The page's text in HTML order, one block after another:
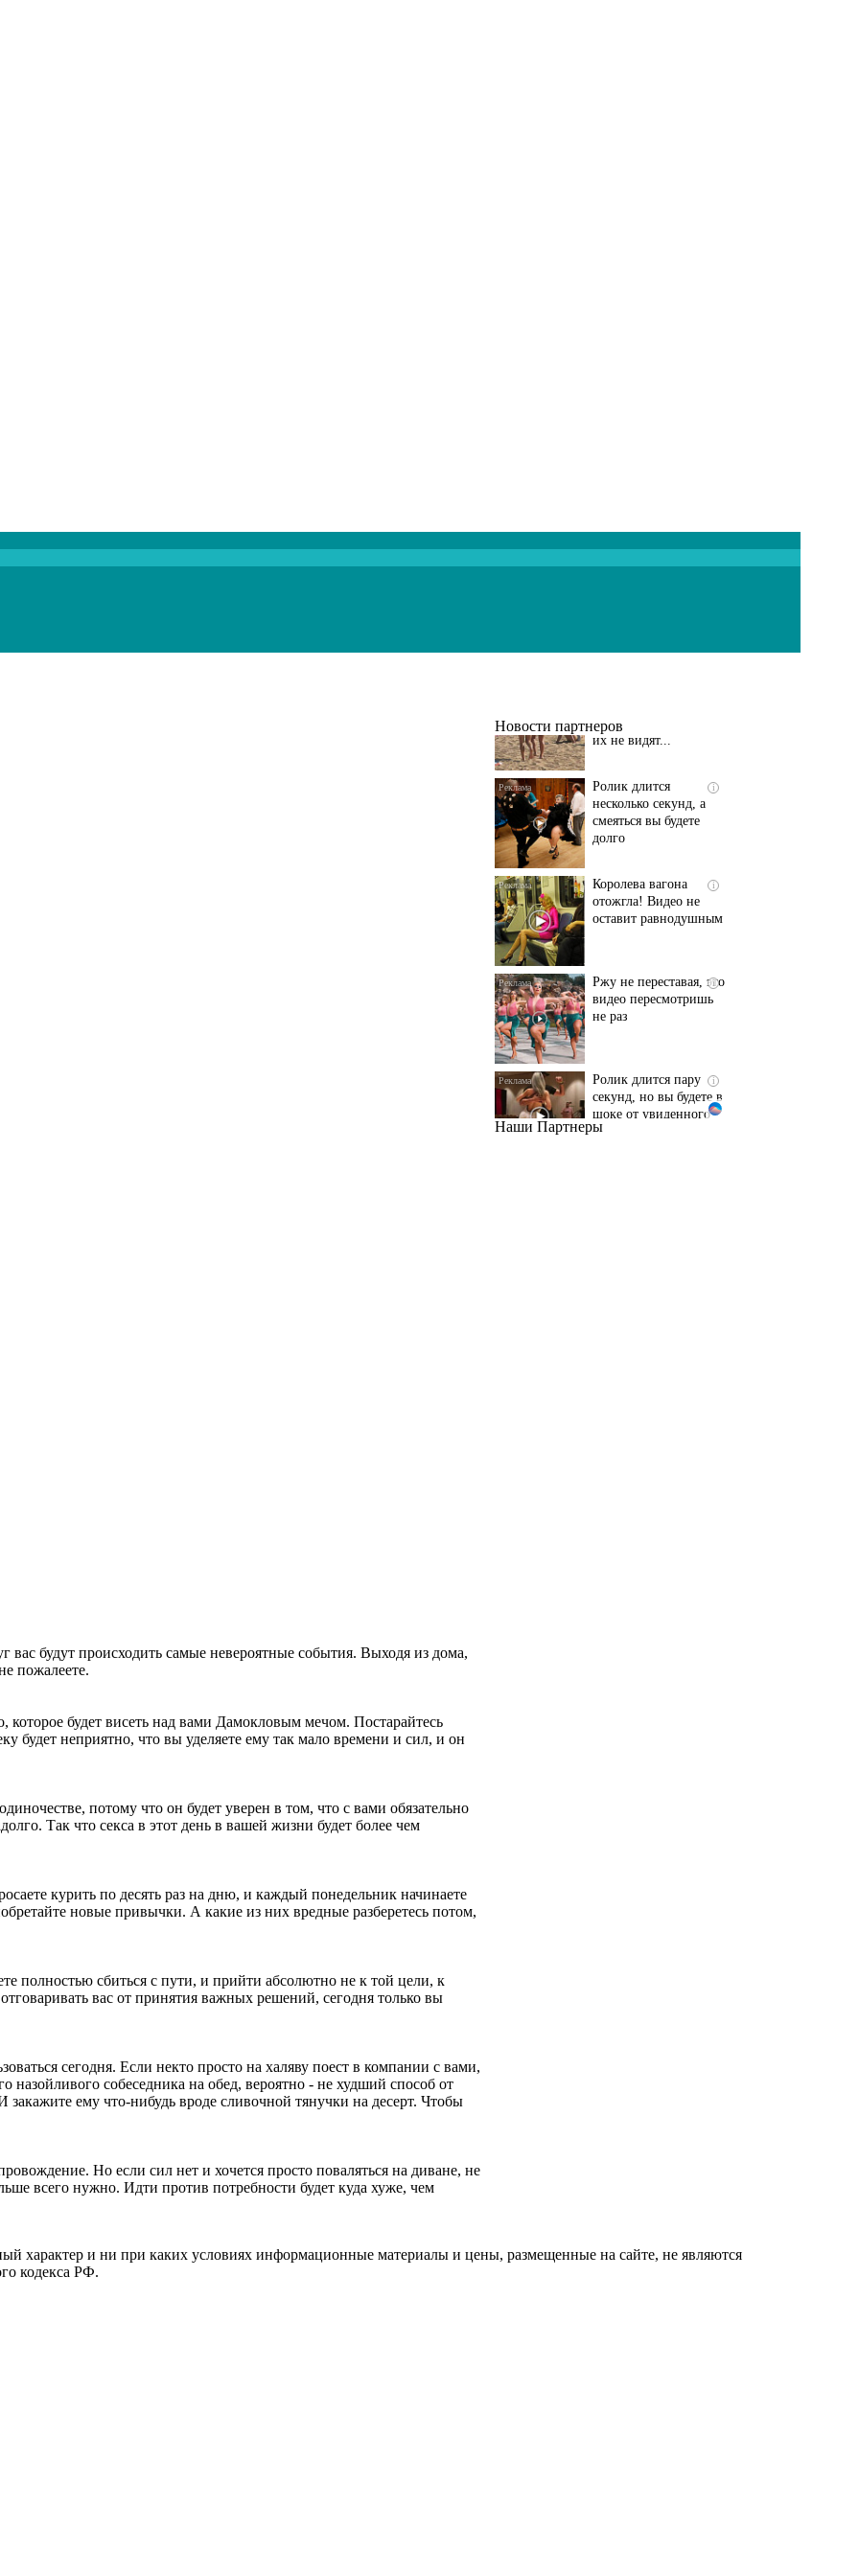
вас будут происходить самые невероятные события. Выходя из дома,
пожалеете.
которое будет висеть над вами Дамокловым мечом. Постарайтесь
будет неприятно, что вы уделяете ему так мало времени и сил, и он
потому что он будет уверен в том, что с вами обязательно
Так что секса в этот день в вашей жизни будет более чем
курить по десять раз на дню, и каждый понедельник начинаете
новые привычки. А какие из них вредные разберетесь потом,
полностью сбиться с пути, и прийти абсолютно не к той цели, к
вас от принятия важных решений, сегодня только вы
сегодня. Если некто просто на халяву поест в компании с вами,
назойливого собеседника на обед, вероятно - не худший способ от
закажите ему что-нибудь вроде сливочной тянучки на десерт. Чтобы
Но если сил нет и хочется просто поваляться на диване, не
всего нужно. Идти против потребности будет куда хуже, чем
Новости партнеров
Ролик длится
смеяться вы будете
долго
Королева вагона
оставит равнодушным
не раз
шоке от увиденного
Этот танец невесты
Наши Партнеры
характер и ни при каких условиях информационные материалы и цены, размещенные на сайте, не являются
кодекса РФ.